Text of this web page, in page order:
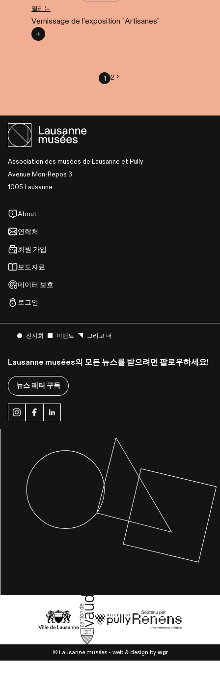
열리는
Vernissage de l'exposition "Artisanes"
1 2
Association des musées de Lausanne et Pully
Avenue Mon-Repos 3
1005 Lausanne
About
연락처
회원 가입
보도자료
데이터 보호
로그인
전시회 이벤트 그리고 더
Lausanne musées의 모든 뉴스를 받으려면 팔로우하세요!
뉴스 레터 구독
© Lausanne musées - web & design by wgr